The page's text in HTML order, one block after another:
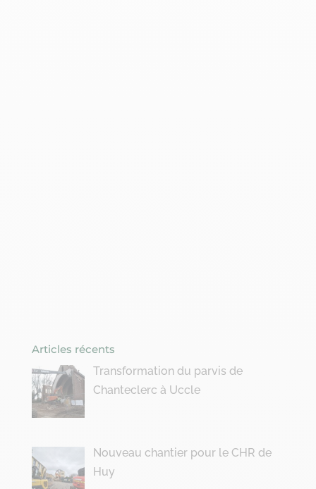
Articles récents
Transformation du parvis de
Chanteclerc à Uccle
Nouveau chantier pour le CHR de
Huy